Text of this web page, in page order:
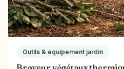
Outils & équipement jardin